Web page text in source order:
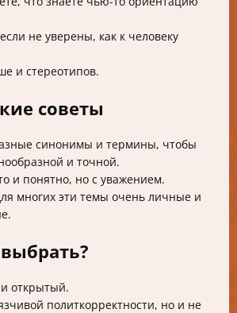
не уверены, как к человеку
и стереотипов.
советы
синонимы и термины, чтобы
и точной.
и понятно, но с уважением.
многих эти темы очень личные и
открытый.
политкорректности, но и не